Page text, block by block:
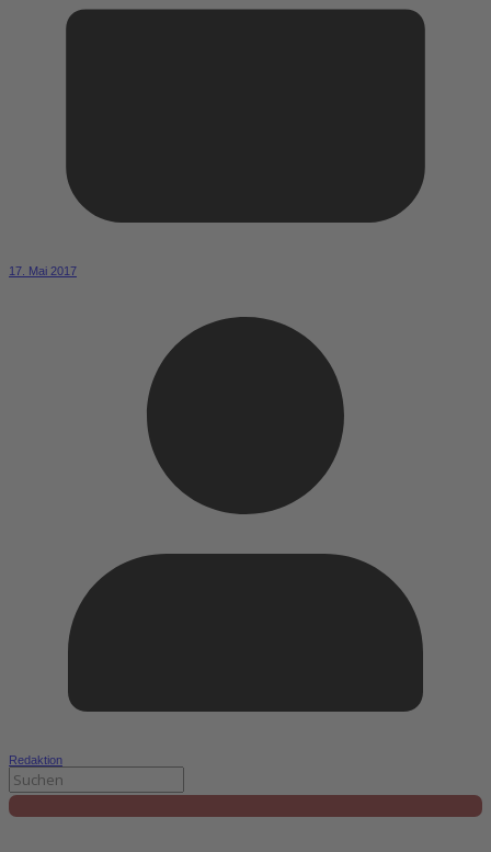
17. Mai 2017
Redaktion